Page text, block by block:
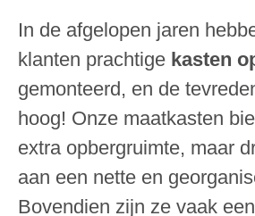
In de afgelopen jaren
klanten prachtige kasten
gemonteerd, en de
hoog! Onze maatkasten
extra opbergruimte, maar
aan een nette en
Bovendien zijn ze vaak